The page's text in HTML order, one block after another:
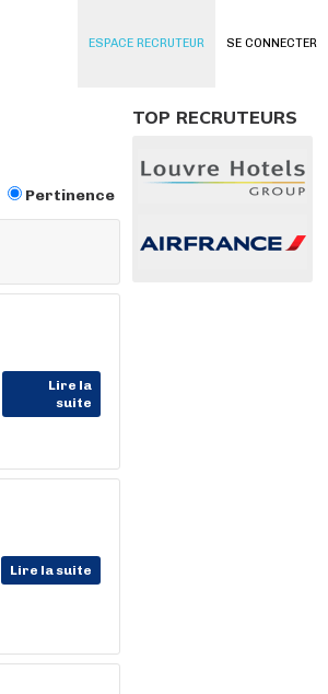
SE CONNECTER
ESPACE RECRUTEUR
Pertinence
Lire la
suite
Lire la suite
TOP RECRUTEURS